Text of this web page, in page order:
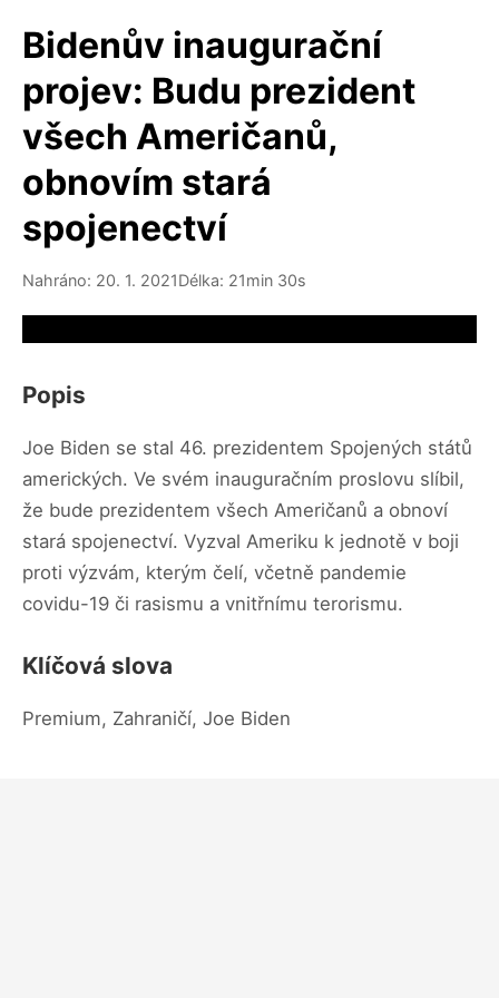
Bidenův inaugurační
projev: Budu prezident
všech Američanů,
obnovím stará
spojenectví
Nahráno: 20. 1. 2021Délka: 21min 30s
Popis
Joe Biden se stal 46. prezidentem Spojených států
amerických. Ve svém inauguračním proslovu slíbil,
že bude prezidentem všech Američanů a obnoví
stará spojenectví. Vyzval Ameriku k jednotě v boji
proti výzvám, kterým čelí, včetně pandemie
covidu-19 či rasismu a vnitřnímu terorismu.
Klíčová slova
Premium, Zahraničí, Joe Biden